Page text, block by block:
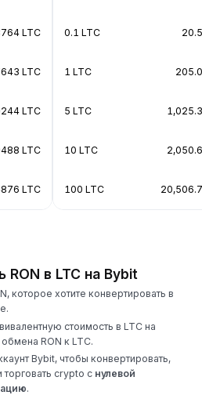
LTC
LTC
LTC
LTC
LTC
0.1 LTC
1 LTC
5 LTC
10 LTC
100 LTC
RON в LTC на Bybit
которое хотите конвертировать в
стоимость в LTC на
RON к LTC.
Bybit, чтобы конвертировать,
торговать crypto с нулевой
.